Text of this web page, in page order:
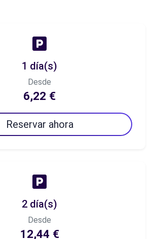
1 día(s)
Desde
6,22 €
Reservar ahora
2 día(s)
Desde
12,44 €